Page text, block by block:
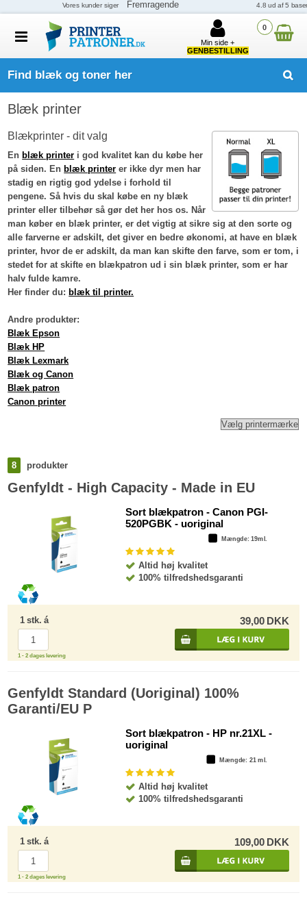
0
Min side +
GENBESTILLING
Find blæk og toner her
Blæk printer
Blækprinter - dit valg
En blæk printer i god kvalitet kan du købe her
på siden. En blæk printer er ikke dyr men har
stadig en rigtig god ydelse i forhold til
pengene. Så hvis du skal købe en ny blæk
printer eller tilbehør så gør det her hos os. Når
man køber en blæk printer, er det vigtig at sikre sig at den sorte og
alle farverne er adskilt, det giver en bedre økonomi, at have en blæk
printer, hvor de er adskilt, da man kan skifte den farve, som er tom, i
stedet for at skifte en blækpatron ud i sin blæk printer, som er har
halv fulde kamre.
Her finder du: blæk til printer.
Andre produkter:
Blæk Epson
Blæk HP
Blæk Lexmark
Blæk og Canon
Blæk patron
Canon printer
8 produkter
Genfyldt - High Capacity - Made in EU
Sort blækpatron - Canon PGI-
520PGBK - uoriginal
Mængde: 19ml.
Altid høj kvalitet
100% tilfredshedsgaranti
1 stk. á 39,00 DKK
1 - 2 dages levering
Genfyldt Standard (Uoriginal) 100%
Garanti/EU P
Sort blækpatron - HP nr.21XL -
uoriginal
Mængde: 21 ml.
Altid høj kvalitet
100% tilfredshedsgaranti
1 stk. á 109,00 DKK
1 - 2 dages levering